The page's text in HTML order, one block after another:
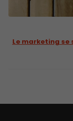
Le marketing